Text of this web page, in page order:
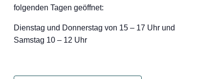
folgenden Tagen geöffnet:
Dienstag und Donnerstag von 15 – 17 Uhr und
Samstag 10 – 12 Uhr